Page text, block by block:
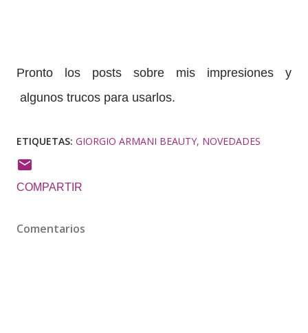
Pronto los posts sobre mis impresiones y
algunos trucos para usarlos.
ETIQUETAS: GIORGIO ARMANI BEAUTY NOVEDADES
COMPARTIR
Comentarios